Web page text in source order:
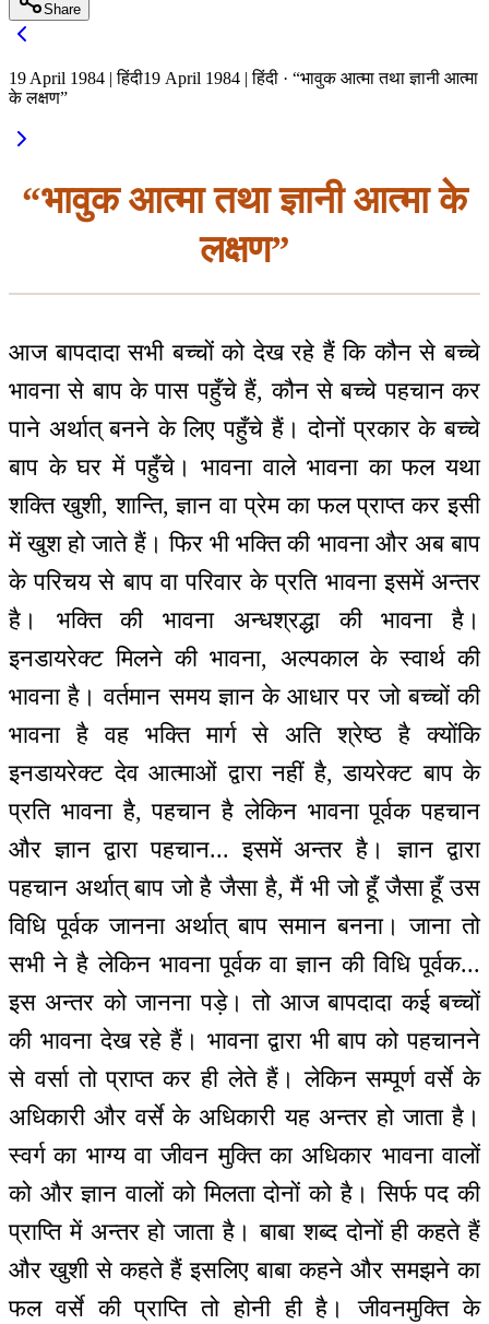
Share
19 April 1984 | हिंदी19 April 1984 | हिंदी · “भावुक आत्मा तथा ज्ञानी आत्मा
के लक्षण”
“भावुक आत्मा तथा ज्ञानी आत्मा के
लक्षण”
आज बापदादा सभी बच्चों को देख रहे हैं कि कौन से बच्चे
भावना से बाप के पास पहुँचे हैं, कौन से बच्चे पहचान कर
पाने अर्थात् बनने के लिए पहुँचे हैं। दोनों प्रकार के बच्चे
बाप के घर में पहुँचे। भावना वाले भावना का फल यथा
शक्ति खुशी, शान्ति, ज्ञान वा प्रेम का फल प्राप्त कर इसी
में खुश हो जाते हैं। फिर भी भक्ति की भावना और अब बाप
के परिचय से बाप वा परिवार के प्रति भावना इसमें अन्तर
है। भक्ति की भावना अन्धश्रद्धा की भावना है।
इनडायरेक्ट मिलने की भावना, अल्पकाल के स्वार्थ की
भावना है। वर्तमान समय ज्ञान के आधार पर जो बच्चों की
भावना है वह भक्ति मार्ग से अति श्रेष्ठ है क्योंकि
इनडायरेक्ट देव आत्माओं द्वारा नहीं है, डायरेक्ट बाप के
प्रति भावना है, पहचान है लेकिन भावना पूर्वक पहचान
और ज्ञान द्वारा पहचान... इसमें अन्तर है। ज्ञान द्वारा
पहचान अर्थात् बाप जो है जैसा है, मैं भी जो हूँ जैसा हूँ उस
विधि पूर्वक जानना अर्थात् बाप समान बनना। जाना तो
सभी ने है लेकिन भावना पूर्वक वा ज्ञान की विधि पूर्वक...
इस अन्तर को जानना पड़े। तो आज बापदादा कई बच्चों
की भावना देख रहे हैं। भावना द्वारा भी बाप को पहचानने
से वर्सा तो प्राप्त कर ही लेते हैं। लेकिन सम्पूर्ण वर्से के
अधिकारी और वर्से के अधिकारी यह अन्तर हो जाता है।
स्वर्ग का भाग्य वा जीवन मुक्ति का अधिकार भावना वालों
को और ज्ञान वालों को मिलता दोनों को है। सिर्फ पद की
प्राप्ति में अन्तर हो जाता है। बाबा शब्द दोनों ही कहते हैं
और खुशी से कहते हैं इसलिए बाबा कहने और समझने का
फल वर्से की प्राप्ति तो होनी ही है। जीवनमुक्ति के